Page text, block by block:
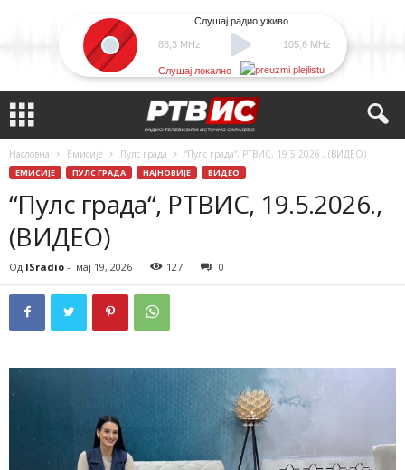
88,3 MHz
Слушај радио уживо
105,6 MHz
Слушај локално
Насловна Емисије Пулс града “Пулс града“, РТВИС, 19.5.2026., (ВИДЕО)
ЕМИСИЈЕ ПУЛС ГРАДА НАЈНОВИЈЕ ВИДЕО
“Пулс града“, РТВИС, 19.5.2026.,
(ВИДЕО)
Од ISradio - мај 19, 2026 127 0